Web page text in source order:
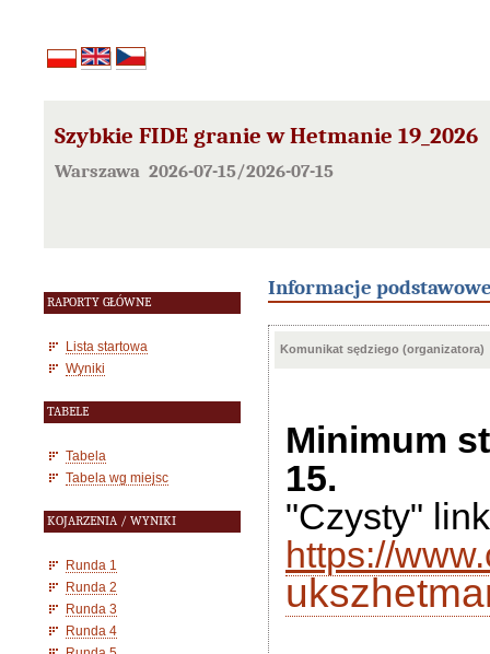
Szybkie FIDE granie w Hetmanie 19_2026
Warszawa 2026-07-15/2026-07-15
RAPORTY GŁÓWNE
Lista startowa
Wyniki
TABELE
Tabela
Tabela wg miejsc
KOJARZENIA / WYNIKI
Runda 1
Runda 2
Runda 3
Runda 4
Informacje
Komunikat sędziego (organizatora)
Minimum
15.
"Czysty"
https://